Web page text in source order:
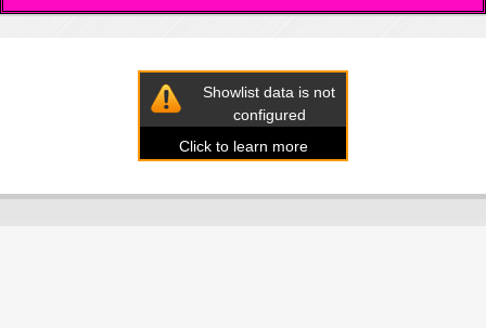
Showlist data is not
configured
Click to learn more